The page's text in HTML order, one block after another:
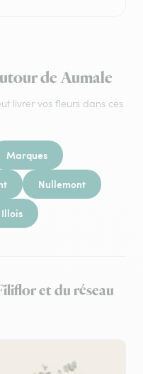
de Aumale
livrer vos fleurs dans ces
Marques
Nullemont
Illois
et du réseau